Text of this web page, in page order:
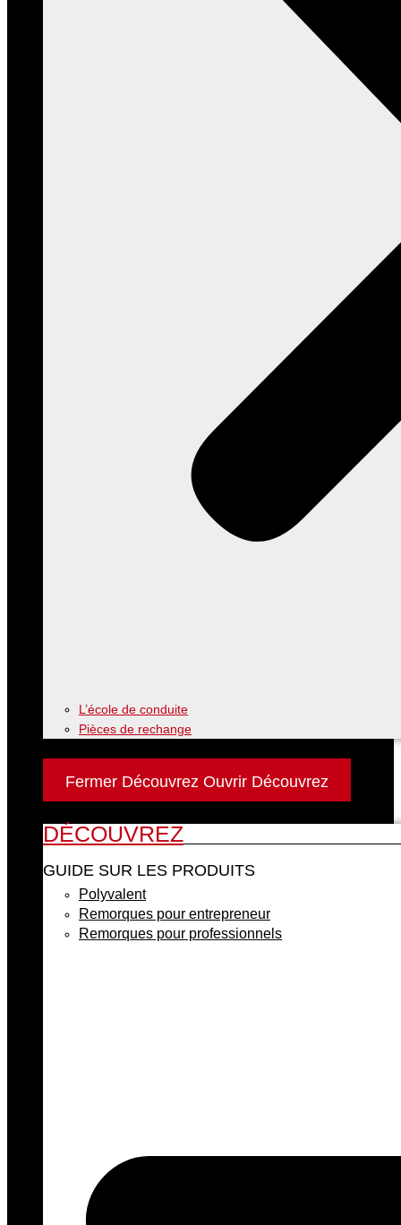
L’école de conduite
Pièces de rechange
Fermer Découvrez Ouvrir Découvrez
DÉCOUVREZ
GUIDE SUR LES PRODUITS
Polyvalent
Remorques pour entrepreneur
Remorques pour professionnels